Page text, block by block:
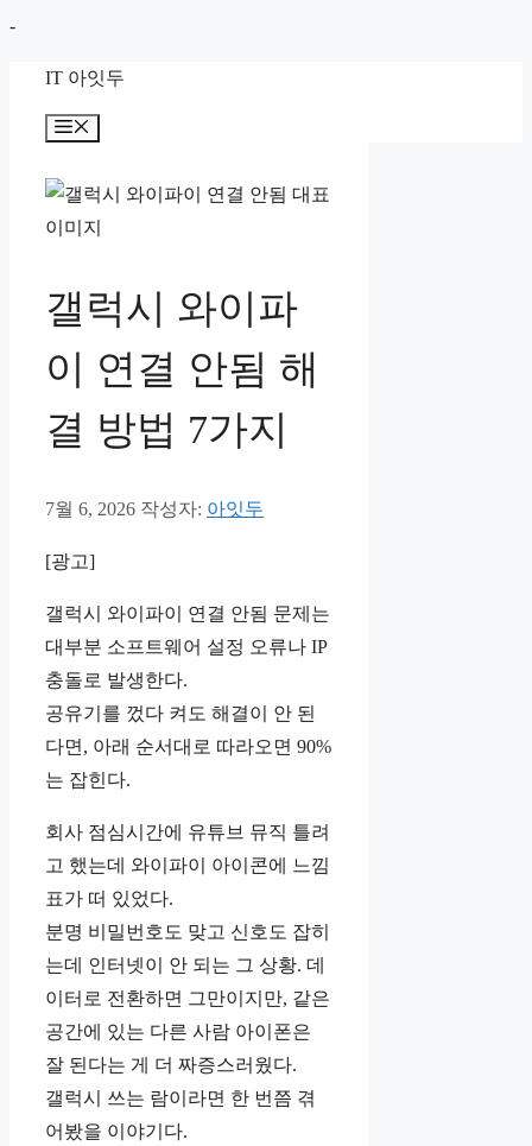
-컨
IT 아잇두
뉴
갤럭시 와이파
이 연결 안됨 해
결 방법 7가지
7월 6, 2026 작성자: 아잇두
[광고]
갤럭시 와이파이 연결 안됨 문제는
대부분 소프트웨어 설정 오류나 IP
충돌로 발생한다.
공유기를 껐다 켜도 해결이 안 된
다면, 아래 순서대로 따라오면 90%
는 잡힌다.
회사 점심시간에 유튜브 뮤직 틀려
고 했는데 와이파이 아이콘에 느낌
표가 떠 있었다.
분명 비밀번호도 맞고 신호도 잡히
는데 인터넷이 안 되는 그 상황. 데
이터로 전환하면 그만이지만, 같은
공간에 있는 다른 사람 아이폰은
잘 된다는 게 더 짜증스러웠다.
갤럭시 쓰는 람이라면 한 번쯤 겪
어봤을 이야기다.